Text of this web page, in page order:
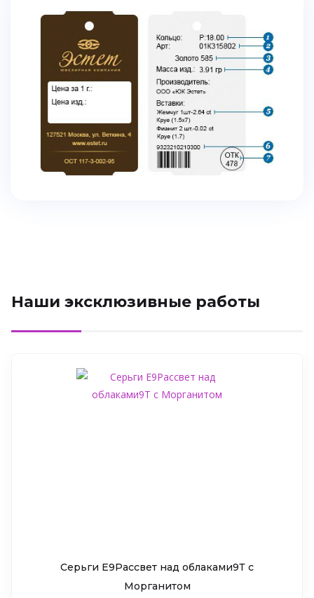
Наши эксклюзивные работы
Серьги Е9Рассвет над облаками9Т c
Морганитом